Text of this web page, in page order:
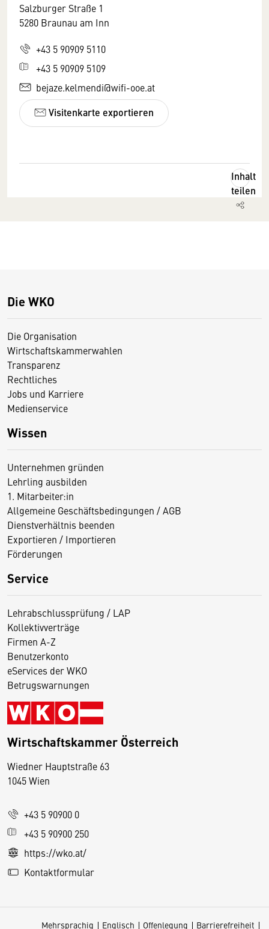
Salzburger Straße 1
5280 Braunau am Inn
+43 5 90909 5110
+43 5 90909 5109
bejaze.kelmendi@wifi-ooe.at
Visitenkarte exportieren
Inhalt
teilen
Die WKO
Die Organisation
Wirtschaftskammerwahlen
Transparenz
Rechtliches
Jobs und Karriere
Medienservice
Wissen
Unternehmen gründen
Lehrling ausbilden
1. Mitarbeiter:in
Allgemeine Geschäftsbedingungen / AGB
Dienstverhältnis beenden
Exportieren / Importieren
Förderungen
Service
Lehrabschlussprüfung / LAP
Kollektivverträge
Firmen A-Z
Benutzerkonto
eServices der WKO
Betrugswarnungen
Wirtschaftskammer Österreich
Wiedner Hauptstraße 63
1045 Wien
+43 5 90900 0
+43 5 90900 250
https://wko.at/
Kontaktformular
Mehrsprachig Englisch Offenlegung Barrierefreiheit
D
s
e
S
e